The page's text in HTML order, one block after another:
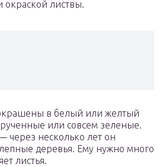
листвы.
в белый или желтый
или совсем зеленые.
через несколько лет он
деревья. Ему нужно много
листья.